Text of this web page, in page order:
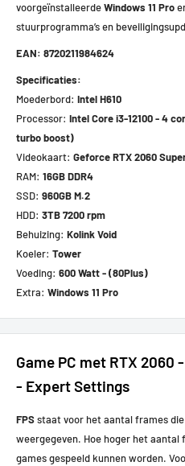
voorgeïnstalleerdeWindows 11 Pro
stuurprogramma’s en
EAN: 8720211984624
Specificaties:
Moederbord: Intel H610
Processor: Intel Core i3-12100 - 4
turbo boost)
Videokaart: Geforce RTX 2060
RAM: 16GB DDR4
SSD: 960GB M.2
HDD: 3TB 7200 rpm
Behuizing: Kolink Void
Koeler: Tower
Voeding: 600 Watt - (80Plus)
Extra: Windows 11 Pro
Game PC met RTX 2060
- Expert Settings
FPSstaat voor het aantal frames
weergegeven. Hoe hoger het aantal
games gespeeld kunnen worden.